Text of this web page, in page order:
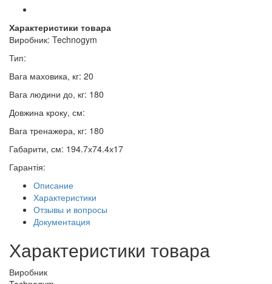
Характеристики товара
Виробник: Technogym
Тип:
Вага маховика, кг: 20
Вага людини до, кг: 180
Довжина кроку, см:
Вага тренажера, кг: 180
Габарити, см: 194.7х74.4х17
Гарантія:
Описание
Характеристики
Отзывы и вопросы
Документация
Характеристики товара
Виробник